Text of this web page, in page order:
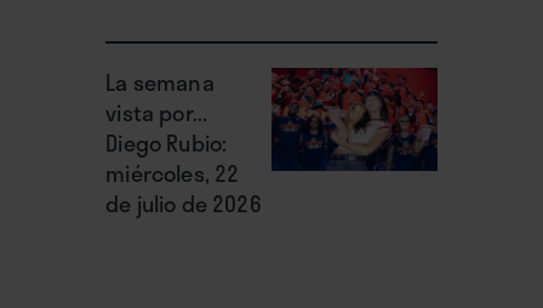
La semana
vista por...
Diego Rubio:
miércoles, 22
de julio de 2026